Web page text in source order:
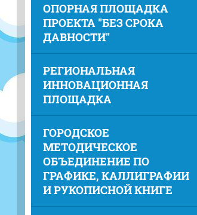
ОПОРНАЯ ПЛОЩАДКА
ПРОЕКТА "БЕЗ СРОКА
ДАВНОСТИ"
РЕГИОНАЛЬНАЯ
ИННОВАЦИОННАЯ
ПЛОЩАДКА
ГОРОДСКОЕ
МЕТОДИЧЕСКОЕ
ОБЪЕДИНЕНИЕ ПО
ГРАФИКЕ, КАЛЛИГРАФИИ
И РУКОПИСНОЙ КНИГЕ